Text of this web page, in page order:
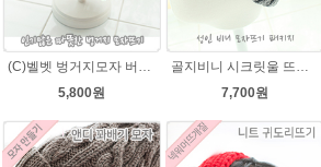
(C)벨벳 벙거지모자 버킷햇 코바늘뜨기벨벳모자뜨개질 패키지
5,800원
골지비니 시크릿울 뜨개실 모자뜨기 DIY 뜨개질
7,700원